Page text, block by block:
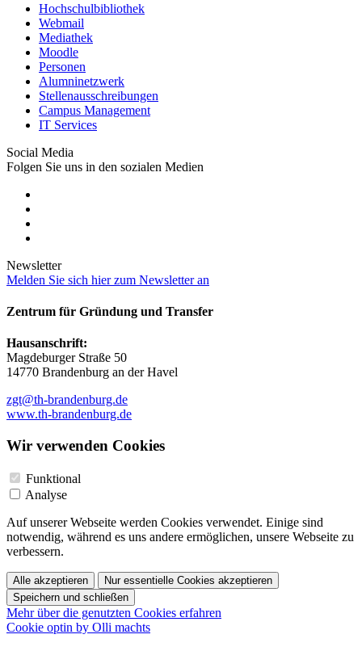
Hochschulbibliothek
Webmail
Mediathek
Moodle
Personen
Alumninetzwerk
Stellenausschreibungen
Campus Management
IT Services
Social Media
Folgen Sie uns in den sozialen Medien
Newsletter
Melden Sie sich hier zum Newsletter an
Zentrum für Gründung und Transfer
Hausanschrift:
Magdeburger Straße 50
14770 Brandenburg an der Havel
zgt@th-brandenburg.de
www.th-brandenburg.de
Wir verwenden Cookies
Funktional
Analyse
Auf unserer Webseite werden Cookies verwendet. Einige sind
notwendig, während es uns andere ermöglichen, unsere Webseite zu
verbessern.
Alle akzeptieren
Nur essentielle Cookies akzeptieren
Speichern und schließen
Mehr über die genutzten Cookies erfahren
Cookie optin by Olli machts